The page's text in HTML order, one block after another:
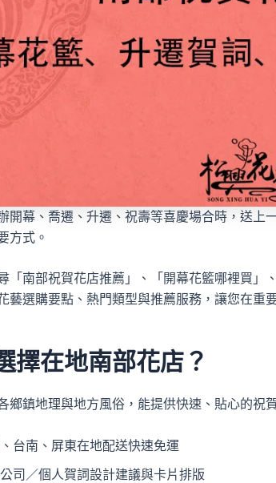
開幕、喬遷、升遷、祝壽等喜慶場合時，送上
方式。
「南部祝賀花店推薦」、「開幕花籃哪裡買」
藝選購要點、熱門類型與推薦服務，讓您在重
擇在地南部花店？
鄉鎮地理與地方風俗，能提供快速、貼心的祝
台南、屏東在地配送快速免運
司／個人賀詞設計建議與卡片排版